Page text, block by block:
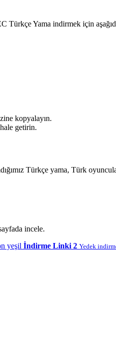
Yama indirmek için
kopyalayın.
getirin.
Türkçe yama, Türk
incele.
yeşil İndirme Linki 2 Yedek